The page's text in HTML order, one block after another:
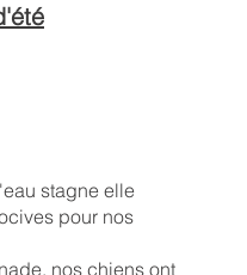
stagne elle
pour nos
nos chiens ont